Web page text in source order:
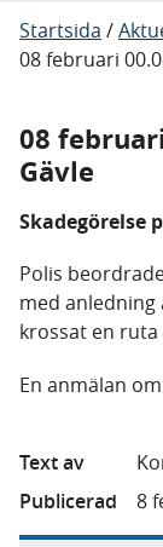
Startsida /
08 februari
08
Gävle
Skadegörelse
Polis
med
krossat en
En anmälan
Text av
Publicerad
8